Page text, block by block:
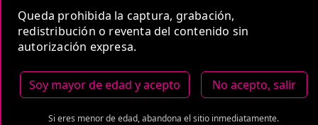
Queda prohibida la captura, grabación,
redistribución o reventa del contenido sin
autorización expresa.
Soy mayor de edad y acepto No acepto, salir
Si eres menor de edad, abandona el sitio inmediatamente.
COP 750,000.00
Estas tarifas incluyen transporte y preservativos
Medio de Pago: